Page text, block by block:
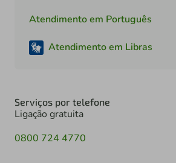
Atendimento em Português
Atendimento em Libras
Serviços por telefone
Ligação gratuita
0800 724 4770